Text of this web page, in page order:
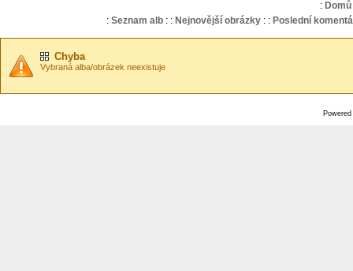
: Domů
: Seznam alb: : Nejnovější obrázky: : Poslední
Chyba
Vybraná alba/obrázek neexistuje